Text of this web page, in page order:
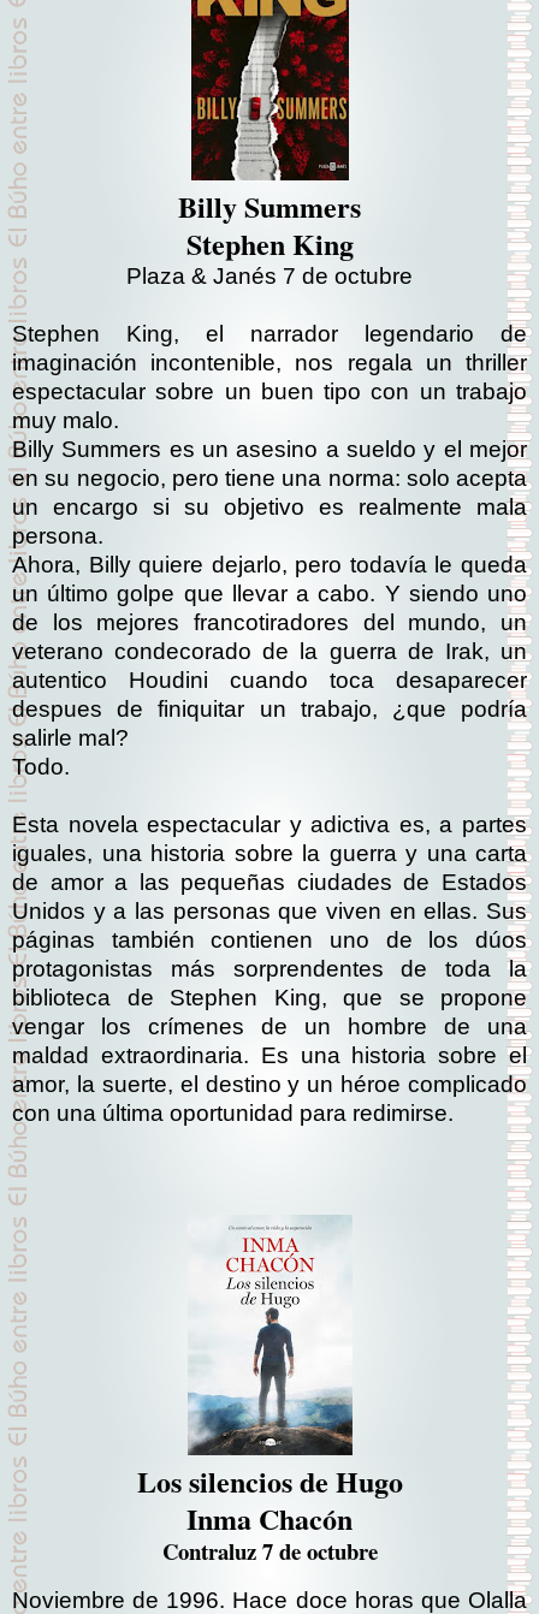
Billy Summers
Stephen King
Plaza & Janés 7 de octubre
Stephen King, el narrador legendario de
imaginación incontenible, nos regala un thriller
espectacular sobre un buen tipo con un trabajo
muy malo.
Billy Summers es un asesino a sueldo y el mejor
en su negocio, pero tiene una norma: solo acepta
un encargo si su objetivo es realmente mala
persona.
Ahora, Billy quiere dejarlo, pero todavía le queda
un último golpe que llevar a cabo. Y siendo uno
de los mejores francotiradores del mundo, un
veterano condecorado de la guerra de Irak, un
autentico Houdini cuando toca desaparecer
despues de finiquitar un trabajo, ¿que podría
salirle mal?
Todo.
Esta novela espectacular y adictiva es, a partes
iguales, una historia sobre la guerra y una carta
de amor a las pequeñas ciudades de Estados
Uni­dos y a las personas que viven en ellas. Sus
páginas también contienen uno de los dúos
protagonistas más sorprendentes de toda la
biblioteca de Stephen King, que se propone
vengar los crímenes de un hombre de una
maldad extraordinaria. Es una historia sobre el
amor, la suerte, el destino y un héroe complicado
con una última oportunidad para redimirse.
Los silencios de Hugo
Inma Chacón
Contraluz 7 de octubre
Noviembre de 1996. Hace doce horas que Olalla